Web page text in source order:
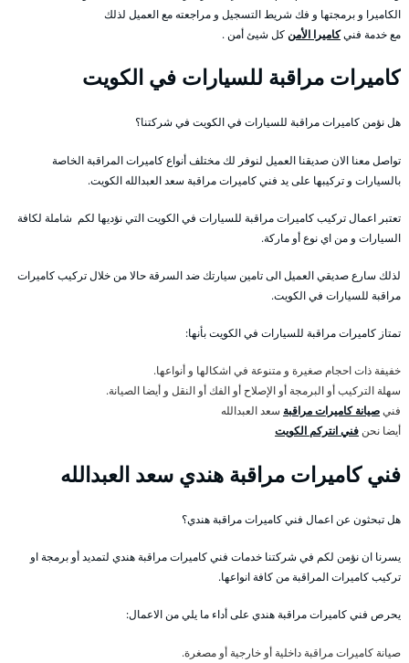
الكاميرا و برمجتها و فك شريط التسجيل و مراجعته مع العميل لذلك
مع خدمة فنيكاميرا الأمنكل شيئ أمن .
كاميرات مراقبة للسيارات في الكويت
هل نؤمن كاميرات مراقبة للسيارات في الكويت في شركتنا؟
تواصل معنا الان صديقنا العميل لنوفر لك مختلف أنواع كاميرات المراقبة الخاصة
بالسيارات و تركيبها على يد فني كاميرات مراقبة سعد العبدالله الكويت.
تعتبر اعمال تركيب كاميرات مراقبة للسيارات في الكويت التي نؤديها لكم شاملة لكافة
السيارات و من اي نوع أو ماركة.
لذلك سارع صديقي العميل الى تامين سيارتك ضد السرقة حالا من خلال تركيب كاميرات
مراقبة للسيارات في الكويت.
تمتاز كاميرات مراقبة للسيارات في الكويت بأنها:
خفيفة ذات احجام صغيرة و متنوعة في اشكالها و أنواعها.
سهلة التركيب أو البرمجة أو الإصلاح أو الفك أو النقل و أيضا الصيانة.
فنيصيانة كاميرات مراقبة سعد العبدالله
أيضا نحن فني انتركم الكويت
فني كاميرات مراقبة هندي سعد العبدالله
هل تبحثون عن اعمال فني كاميرات مراقبة هندي؟
يسرنا ان نؤمن لكم في شركتنا خدمات فني كاميرات مراقبة هندي لتمديد أو برمجة او
تركيب كاميرات المراقبة من كافة انواعها.
يحرص فني كاميرات مراقبة هندي على أداء ما يلي من الاعمال:
صيانة كاميرات مراقبة داخلية أو خارجية أو مصغرة.